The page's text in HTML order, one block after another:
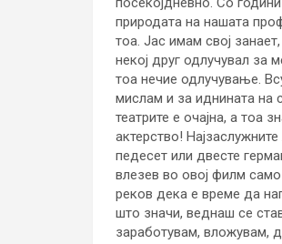
природата на нашата
тоа. Јас имам свој
некој друг одлучувал за
тоа нечие одлучување.
мислам и за иднината на
театрите е очајна, а тоа
актерство!
педесет или двесте
влезев во овој филм
реков дека е време да
што значи, веднаш се
заработувам, вложувам,